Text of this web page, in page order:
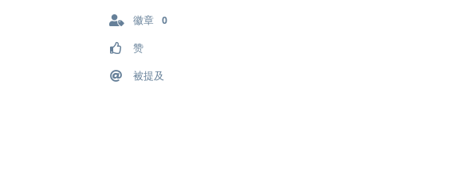
徽章 0
赞
被提及